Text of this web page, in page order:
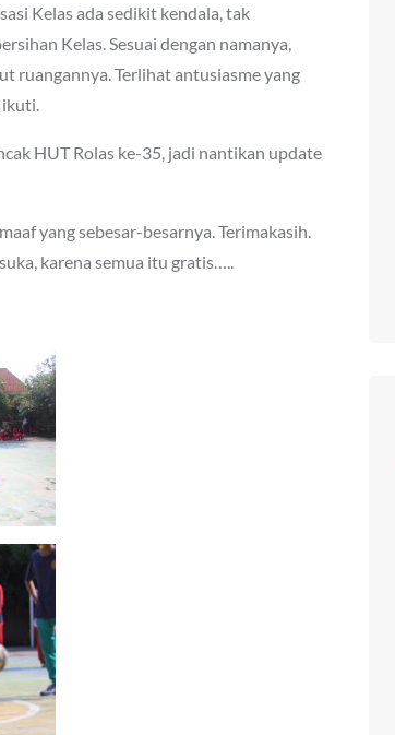
Kelas ada sedikit kendala, tak
Kelas. Sesuai dengan namanya,
ruangannya. Terlihat antusiasme yang
ikuti.
HUT Rolas ke-35, jadi nantikan update
yang sebesar-besarnya. Terimakasih.
karena semua itu gratis…..